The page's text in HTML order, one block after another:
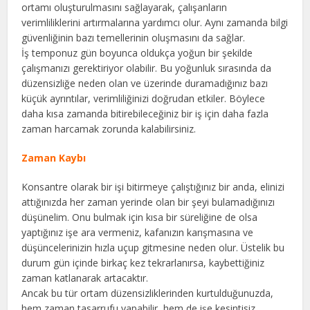
ortamı oluşturulmasını sağlayarak, çalışanların
verimliliklerini artırmalarına yardımcı olur. Aynı zamanda bilgi
güvenliğinin bazı temellerinin oluşmasını da sağlar.
İş temponuz gün boyunca oldukça yoğun bir şekilde
çalışmanızı gerektiriyor olabilir. Bu yoğunluk sırasında da
düzensizliğe neden olan ve üzerinde duramadığınız bazı
küçük ayrıntılar, verimliliğinizi doğrudan etkiler. Böylece
daha kısa zamanda bitirebileceğiniz bir iş için daha fazla
zaman harcamak zorunda kalabilirsiniz.
Zaman Kaybı
Konsantre olarak bir işi bitirmeye çalıştığınız bir anda, elinizi
attığınızda her zaman yerinde olan bir şeyi bulamadığınızı
düşünelim. Onu bulmak için kısa bir süreliğine de olsa
yaptığınız işe ara vermeniz, kafanızın karışmasına ve
düşüncelerinizin hızla uçup gitmesine neden olur. Üstelik bu
durum gün içinde birkaç kez tekrarlanırsa, kaybettiğiniz
zaman katlanarak artacaktır.
Ancak bu tür ortam düzensizliklerinden kurtulduğunuzda,